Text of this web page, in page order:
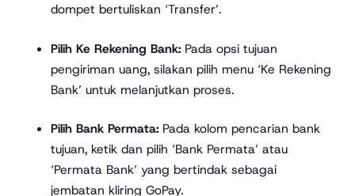
dompet bertuliskan ‘Transfer’.
Pilih Ke Rekening Bank:Pada opsi tujuan
pengiriman uang, silakan pilih menu ‘Ke Rekening
Bank’ untuk melanjutkan proses.
Pilih Bank Permata:Pada kolom pencarian bank
tujuan, ketik dan pilih ‘Bank Permata’ atau
‘Permata Bank’ yang bertindak sebagai
jembatan kliring GoPay.